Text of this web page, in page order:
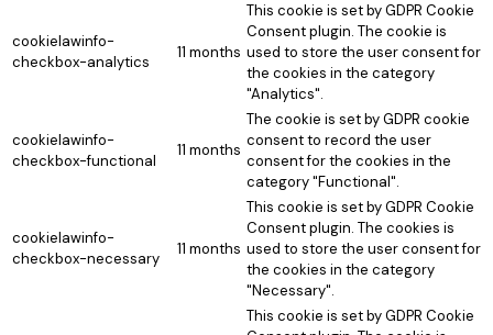
cookielawinfo-
checkbox-analytics
11 months
This cookie is set by GDPR Cookie
Consent plugin. The cookie is
used to store the user consent for
the cookies in the category
"Analytics".
cookielawinfo-
checkbox-functional
11 months
The cookie is set by GDPR cookie
consent to record the user
consent for the cookies in the
category "Functional".
cookielawinfo-
checkbox-necessary
11 months
This cookie is set by GDPR Cookie
Consent plugin. The cookies is
used to store the user consent for
the cookies in the category
"Necessary".
This cookie is set by GDPR Cookie